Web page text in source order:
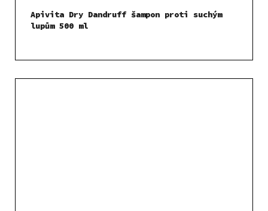
Apivita Dry Dandruff šampon proti suchým
lupům 500 ml